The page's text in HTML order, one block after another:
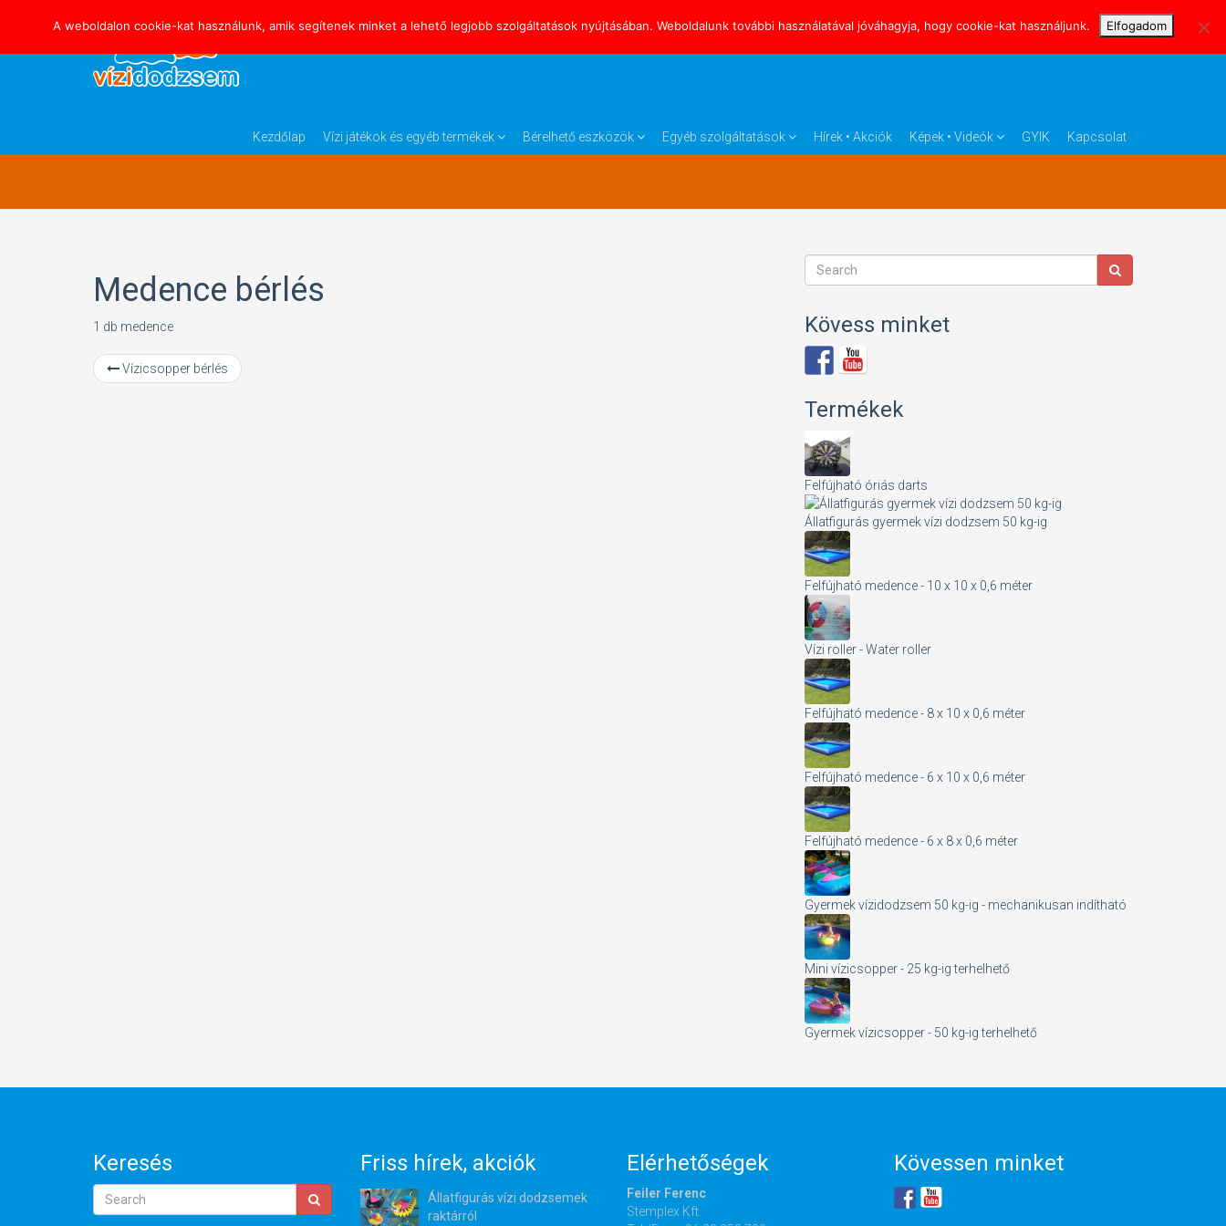
Kezdőlap Vízi játékok és egyéb termékek Bérelhető eszközök Egyéb szolgáltatások Hírek • Akciók Képek • Videók GYIK Kapcsolat
Medence bérlés
1 db medence
Vízicsopper bérlés
Kövess minket
Termékek
Felfújható óriás darts
Állatfigurás gyermek vízi dodzsem 50 kg-ig
Felfújható medence - 10 x 10 x 0,6 méter
Vízi roller - Water roller
Felfújható medence - 8 x 10 x 0,6 méter
Felfújható medence - 6 x 10 x 0,6 méter
Felfújható medence - 6 x 8 x 0,6 méter
Gyermek vízidodzsem 50 kg-ig - mechanikusan indítható
Mini vízicsopper - 25 kg-ig terhelhető
Gyermek vízicsopper - 50 kg-ig terhelhető
Keresés Friss hírek, akciók
Állatfigurás vízi dodzsemek
raktárról
Elérhetőségek
Feiler Ferenc
Stemplex Kft.
Kövessen minket
A weboldalon cookie-kat használunk, amik segítenek minket a lehető legjobb szolgáltatások nyújtásában. Weboldalunk további használatával jóváhagyja, hogy cookie-kat használjunk. Elfogadom